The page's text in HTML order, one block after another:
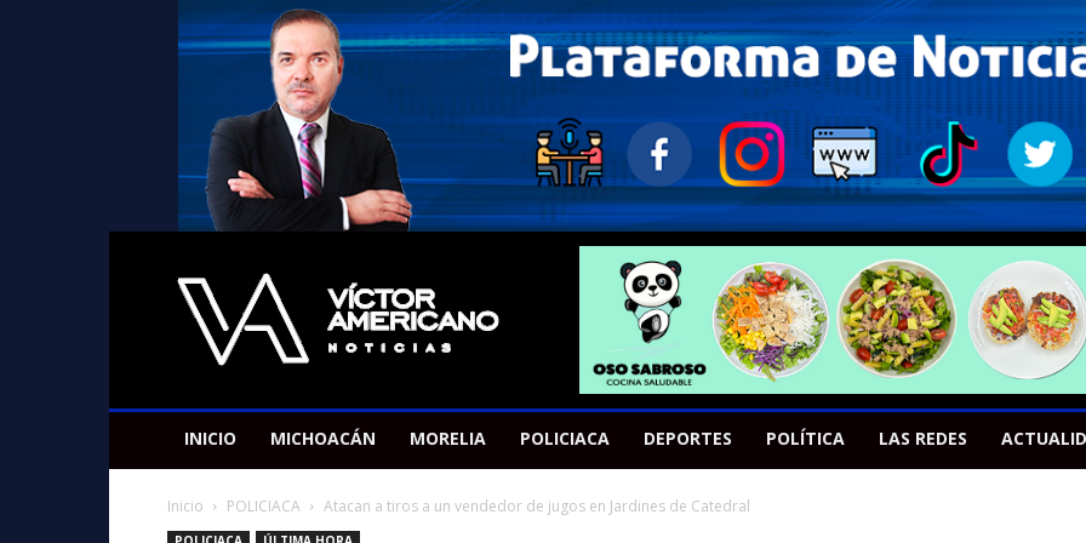
Americano
Victor
INICIO MICHOACÁN MORELIA POLICIACA DEPORTES POLÍTICA LAS REDES
Inicio POLICIACA Atacan a tiros a un vendedor de jugos en Jardines de Catedral